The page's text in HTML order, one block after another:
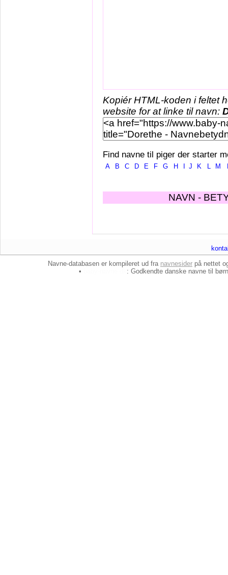
Kopiér HTML-koden i feltet
website for at linke til navn:
Find navne til piger der starter
A B C D E F G H J K L M
NAVN -
Navne-databasen er kompileret ud fra navnesider på nettet
•
: Godkendte danske navne til børn